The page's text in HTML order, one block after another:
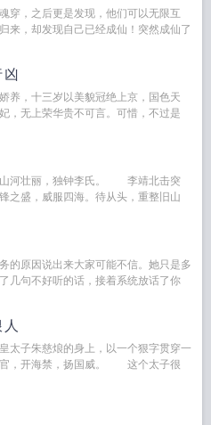
穿，之后更是发现，他们可以无限互
来，却发现自己已经成仙！突然成仙了
养，十三岁以美貌冠绝上京，国色天
，无上荣华贵不可言。可惜，不过是
山河壮丽，独钟李氏。 李靖北击突
之盛，威服四海。待从头，重整旧山
的原因说出来大家可能不信。她只是多
几句不好听的话，接着系统放话了你
太子朱慈烺的身上，以一个狠字贯穿一
，开海禁，扬国威。 这个太子很